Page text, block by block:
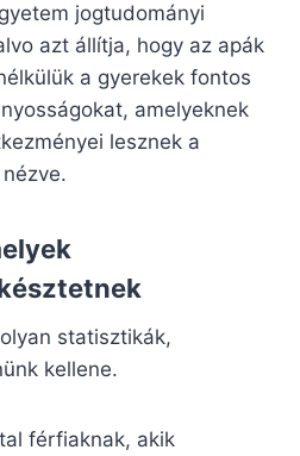
jogtudományi
azt állítja, hogy az apák
a gyerekek fontos
amelyeknek
lesznek a
statisztikák,
kellene.
férfiaknak, akik